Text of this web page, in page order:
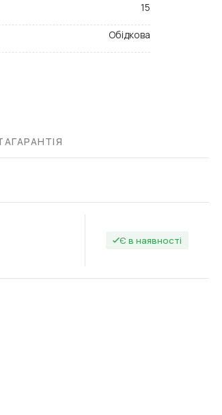
15
Обідкова
ГАРАНТІЯ
Є в наявності